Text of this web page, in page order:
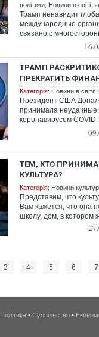
політики Новини в світі:
Трамп ненавидит
международные
связано с
ТРАМП
ПРЕКРАТИТЬ
Категорія: Новини в світі:
Президент США
принимала неудачные
коронавирусом
ТЕМ, КТО
КУЛЬТУРА?
Категорія: Новини
Представим, что
Вам кажется, что она
школу, дом, в
3 4 5 6 7
Політика • Суспільство •